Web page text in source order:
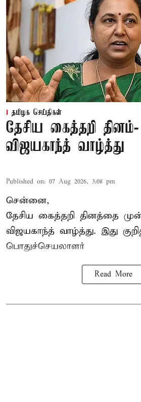
தமிழக செய்திகள்
தேசிய கைத்தறி தினம்-
விஜயகாந்த் வாழ்த்து
Published on: 07 Aug 2026, 3:08 pm
சென்னை,
தேசிய கைத்தறி தினத்தை
விஜயகாந்த் வாழ்த்து. இது
பொதுச்செயலாளர்
Read More